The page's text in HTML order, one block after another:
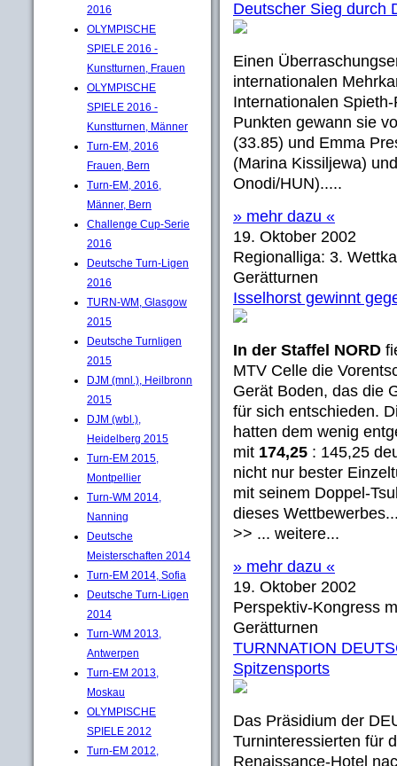
2016
OLYMPISCHE
SPIELE 2016 -
Kunstturnen, Frauen
OLYMPISCHE
SPIELE 2016 -
Kunstturnen, Männer
Turn-EM, 2016
Frauen, Bern
Turn-EM, 2016,
Männer, Bern
Challenge Cup-Serie
2016
Deutsche Turn-Ligen
2016
TURN-WM, Glasgow
2015
Deutsche Turnligen
2015
DJM (mnl.), Heilbronn
2015
DJM (wbl.),
Heidelberg 2015
Turn-EM 2015,
Montpellier
Turn-WM 2014,
Nanning
Deutsche
Meisterschaften 2014
Turn-EM 2014, Sofia
Deutsche Turn-Ligen
2014
Turn-WM 2013,
Antwerpen
Turn-EM 2013,
Moskau
OLYMPISCHE
SPIELE 2012
Turn-EM 2012,
Deutscher Sieg durch
Einen
internationalen
Internationalen
Punkten gewann sie
(33.85) und Emma
(Marina Kissiljewa)
Onodi/HUN).....
» mehr dazu «
19. Oktober 2002
Regionalliga: 3.
Gerätturnen
Isselhorst gewinnt
In der Staffel NORD
MTV Celle die
Gerät Boden, das die
für sich entschieden.
hatten dem wenig
mit 174,25 : 145,25
nicht nur bester
mit seinem Doppel-
dieses
>> ... weitere...
» mehr dazu «
19. Oktober 2002
Perspektiv-Kongress
Gerätturnen
TURNNATION
Spitzensports
Das Präsidium der
Turninteressierten für
Renaissance-Hotel